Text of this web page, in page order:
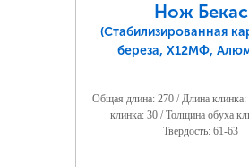
Нож Бекас
(Стабилизированная
береза, Х12МФ,
Общая длина: 270 / Длина
клинка: 30 / Толщина обуха
Твердость: 61-63